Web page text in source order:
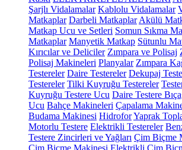
Şarjlı Vidalamalar Kablolu Vidalamalar
Matkaplar Darbeli Matkaplar Akülü
Matkap Ucu ve Setleri Somun Sıkma
Matkaplar Manyetik Matkap Sütunlu
Kırıcılar ve Deliciler Zımpara ve Polisaj
Polisaj Makineleri Planyalar Zımpara
Testereler Daire Testereler Dekupaj
Testereler Tilki Kuyruğu Testereler
Kuyruğu Testere Ucu Daire Testere
Ucu Bahçe Makineleri Çapalama
Budama Makinesi HidroforYaprak
Motorlu Testere Elektrikli Testereler
Testere Zincirleri ve Yağları Çim Biçme
Çim Biçme Makinesi Elektrikli Çim